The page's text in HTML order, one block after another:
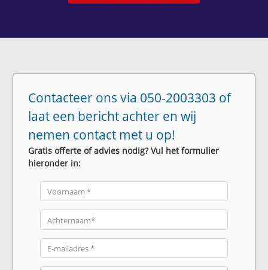
Contacteer ons via 050-2003303 of
laat een bericht achter en wij
nemen contact met u op!
Gratis offerte of advies nodig? Vul het formulier
hieronder in: